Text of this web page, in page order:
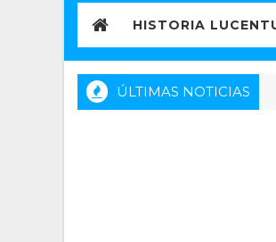
HISTORIA
ÚLTIMAS NOTICIAS